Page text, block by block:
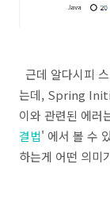
근데 알다시피
는데, Spring
이와 관련된 에러
결법' 에서 볼 수
하는게 어떤 의미